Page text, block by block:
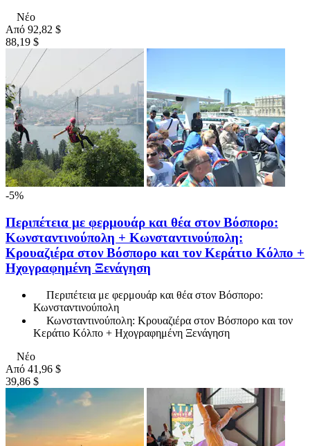
Νέο
Από 92,82 $
88,19 $
-5%
Περιπέτεια με φερμουάρ και θέα στον Βόσπορο:
Κωνσταντινούπολη + Κωνσταντινούπολη:
Κρουαζιέρα στον Βόσπορο και τον Κεράτιο Κόλπο +
Ηχογραφημένη Ξενάγηση
Περιπέτεια με φερμουάρ και θέα στον Βόσπορο:
Κωνσταντινούπολη
Κωνσταντινούπολη: Κρουαζιέρα στον Βόσπορο και τον
Κεράτιο Κόλπο + Ηχογραφημένη Ξενάγηση
Νέο
Από 41,96 $
39,86 $